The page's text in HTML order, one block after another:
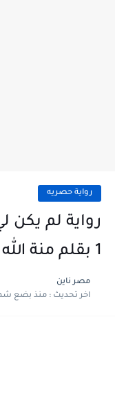
رواية حصريه
رواية لم يكن
1 بقلم منة الله الجزار
مصر ناين
اخر تحديث :منذ بضع